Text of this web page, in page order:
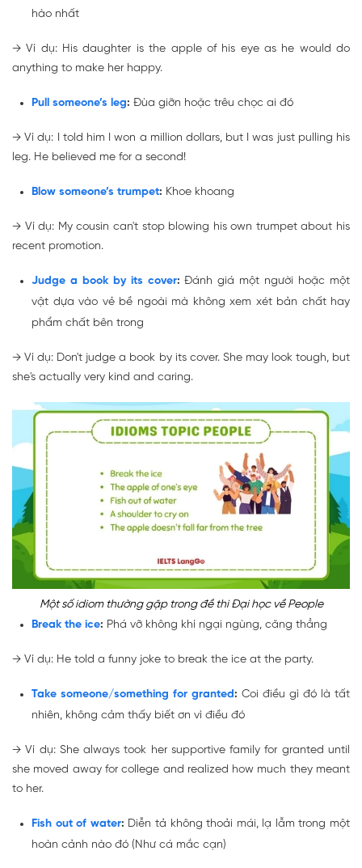
hào nhất
→Ví dụ: His daughter isthe apple of his eyeas he would do
anything to make her happy.
Pull someone’s leg: Đùa giỡn hoặc trêu chọc ai đó
→Ví dụ: I told him I won a million dollars, but I was just pulling his
leg. He believed me for a second!
Blow someone’s trumpet: Khoe khoang
→ Ví dụ: My cousin can't stop blowing his own trumpetabout his
recent promotion.
Judge a book by its cover:Đánh giá một người hoặc một
vật dựa vào vẻ bề ngoài mà không xem xét bản chất hay
phẩm chất bên trong
→Ví dụ: Don't judge a book by its cover. She may look tough, but
she's actually very kind and caring.
Một số idiom thường gặp trong đề thi Đại học về People
Break the ice: Phá vỡ không khí ngại ngùng, căng thẳng
→ Ví dụ: He told a funny joke to break the ice at the party.
Take someone/something for granted: Coi điều gì đó là tất
nhiên, không cảm thấy biết ơn vì điều đó
→Ví dụ: She alwaystook her supportive family for granted until
she moved away for college and realized how much they meant
to her.
Fish out of water: Diễn tả không thoải mái, lạ lẫm trong một
hoàn cảnh nào đó (Như cá mắc cạn)